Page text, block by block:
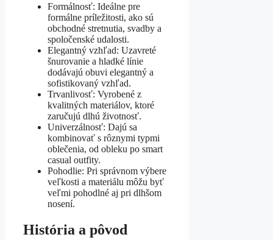
Formálnosť: Ideálne pre
formálne príležitosti, ako sú
obchodné stretnutia, svadby a
spoločenské udalosti.
Elegantný vzhľad: Uzavreté
šnurovanie a hladké línie
dodávajú obuvi elegantný a
sofistikovaný vzhľad.
Trvanlivosť: Vyrobené z
kvalitných materiálov, ktoré
zaručujú dlhú životnosť.
Univerzálnosť: Dajú sa
kombinovať s rôznymi typmi
oblečenia, od obleku po smart
casual outfity.
Pohodlie: Pri správnom výbere
veľkosti a materiálu môžu byť
veľmi pohodlné aj pri dlhšom
nosení.
História a pôvod